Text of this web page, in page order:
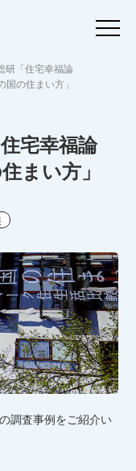
研「住宅幸福論
の住まい方」
宅幸福論
まい方」
調査事例をご紹介い